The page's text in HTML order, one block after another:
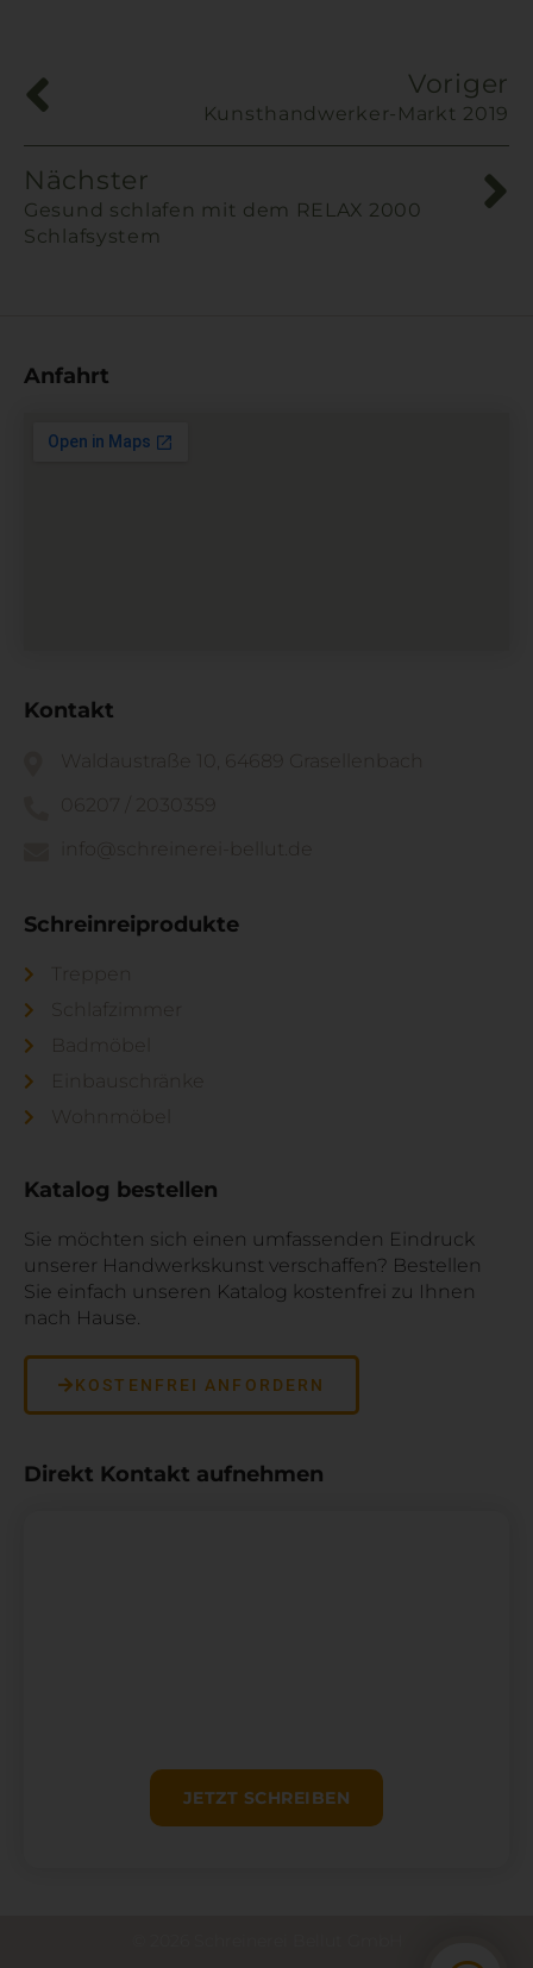
Voriger
Kunsthandwerker-Markt 2019
Nächster
Gesund schlafen mit dem RELAX 2000
Schlafsystem
Anfahrt
Kontakt
Waldaustraße 10, 64689 Grasellenbach
06207 / 2030359
info@schreinerei-bellut.de
Schreinreiprodukte
Treppen
Schlafzimmer
Badmöbel
Einbauschränke
Wohnmöbel
Katalog bestellen
Sie möchten sich einen umfassenden Eindruck
unserer Handwerkskunst verschaffen? Bestellen
Sie einfach unseren Katalog kostenfrei zu Ihnen
nach Hause.
KOSTENFREI ANFORDERN
Direkt Kontakt aufnehmen
JETZT SCHREIBEN